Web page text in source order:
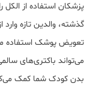
پزشکان استفاده از الکل
گذشته، والدین تازه
تعویض پوشک استفاده
می‌تواند باکتری‌های
بدن کودک شما کمک